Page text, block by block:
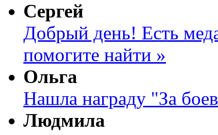
Сергей
Добрый день! Есть
помогите найти »
Ольга
Нашла награду "За
Людмила